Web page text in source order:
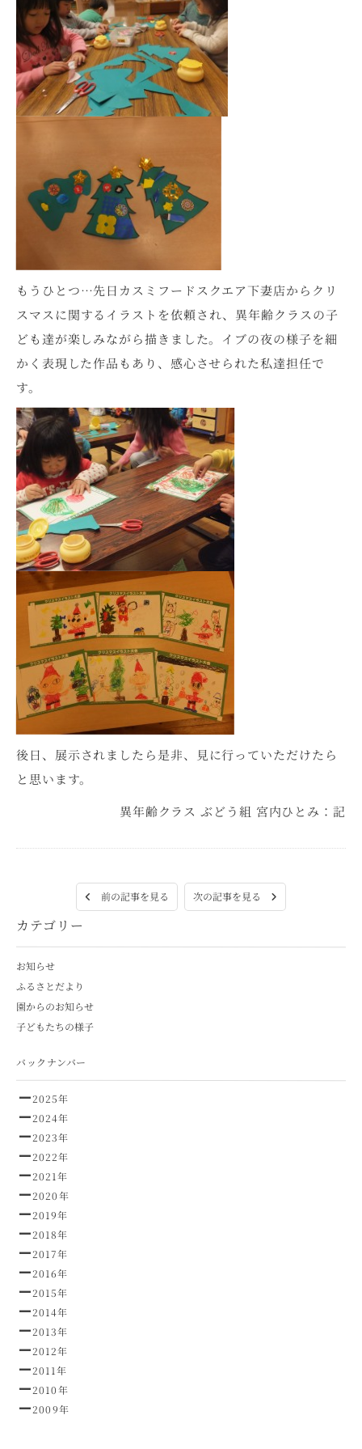
カテゴリー
お知らせ
ふるさとだより
園からのお知らせ
子どもたちの様子
バックナンバー
2025年
2024年
2023年
2022年
2021年
2020年
2019年
2018年
2017年
2016年
2015年
2014年
2013年
2012年
2011年
2010年
2009年
もうひとつ…先日カスミフードスクエア下妻店からクリ
スマスに関するイラストを依頼され、異年齢クラスの子
ども達が楽しみながら描きました。イブの夜の様子を細
かく表現した作品もあり、感心させられた私達担任で
す。
後日、展示されましたら是非、見に行っていただけたら
と思います。
異年齢クラス ぶどう組 宮内ひとみ：記
前の記事を見る 次の記事を見る